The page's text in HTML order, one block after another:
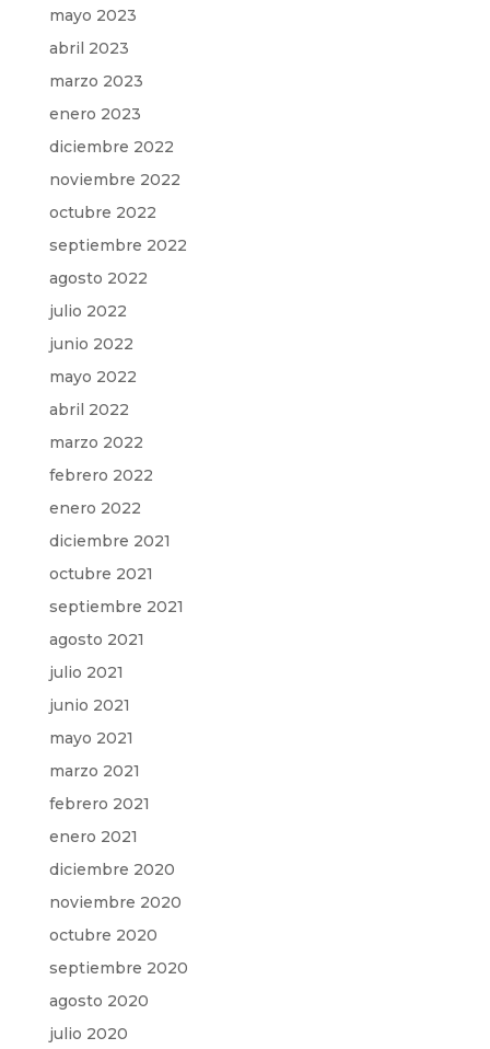
mayo 2023
abril 2023
marzo 2023
enero 2023
diciembre 2022
noviembre 2022
octubre 2022
septiembre 2022
agosto 2022
julio 2022
junio 2022
mayo 2022
abril 2022
marzo 2022
febrero 2022
enero 2022
diciembre 2021
octubre 2021
septiembre 2021
agosto 2021
julio 2021
junio 2021
mayo 2021
marzo 2021
febrero 2021
enero 2021
diciembre 2020
noviembre 2020
octubre 2020
septiembre 2020
agosto 2020
julio 2020